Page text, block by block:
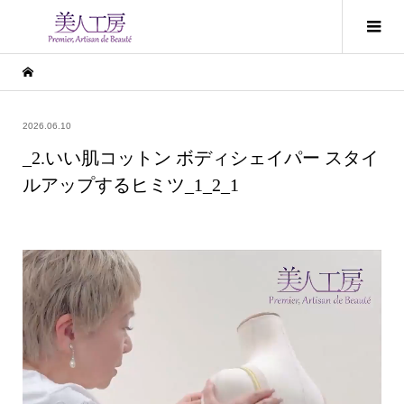
2026.06.10
_2.いい肌コットン ボディシェイパー スタイ
ルアップするヒミツ_1_2_1
動
画
プ
ー
ヤ